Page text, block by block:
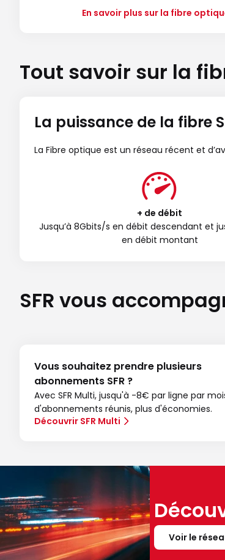
En savoir plus sur la fibre
Tout savoir sur la
La puissance de la fibre
La Fibre optique est un réseau récent et
+ de débit
Jusqu’à 8Gbits/s en débit descendant et
en débit montant
SFR vous
Vous souhaitez prendre plusieurs
abonnements SFR ?
Avec SFR Multi, jusqu'à -8€ par ligne par
d'abonnements réunis, plus d'économies.
Découvrir SFR Multi
Voir le